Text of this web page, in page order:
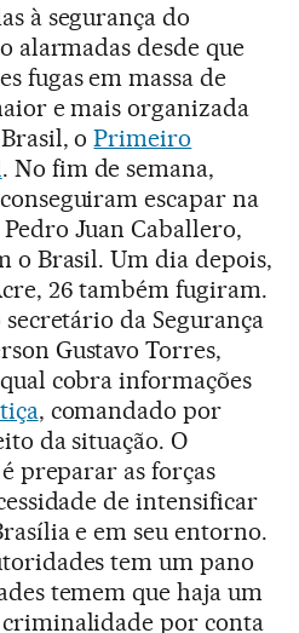
à segurança do
alarmadas desde que
fugas em massa de
e mais organizada
oPrimeiro
. No fim de semana,
escapar na
Juan Caballero,
o Brasil. Um dia depois,
26 também fugiram.
da Segurança
Gustavo Torres,
cobra informações
, comandado por
da situação. O
preparar as forças
de intensificar
e em seu entorno.
tem um pano
temem que haja um
por conta